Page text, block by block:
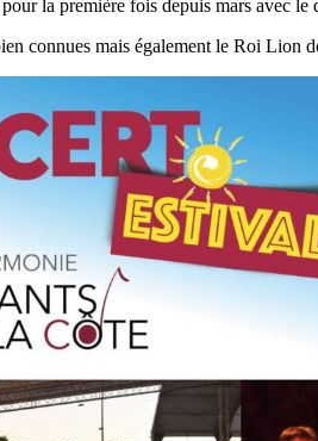
la première fois depuis mars avec le
connues mais également le Roi Lion